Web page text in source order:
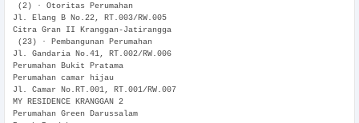
(2) · Otoritas Perumahan
Jl. Elang B No.22, RT.003/RW.005
Citra Gran II Kranggan-Jatirangga
(23) · Pembangunan Perumahan
Jl. Gandaria No.41, RT.002/RW.006
Perumahan Bukit Pratama
Perumahan camar hijau
Jl. Camar No.RT.001, RT.001/RW.007
MY RESIDENCE KRANGGAN 2
Perumahan Green Darussalam